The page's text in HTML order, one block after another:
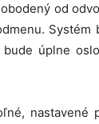
od
Systém
úplne
nastavené